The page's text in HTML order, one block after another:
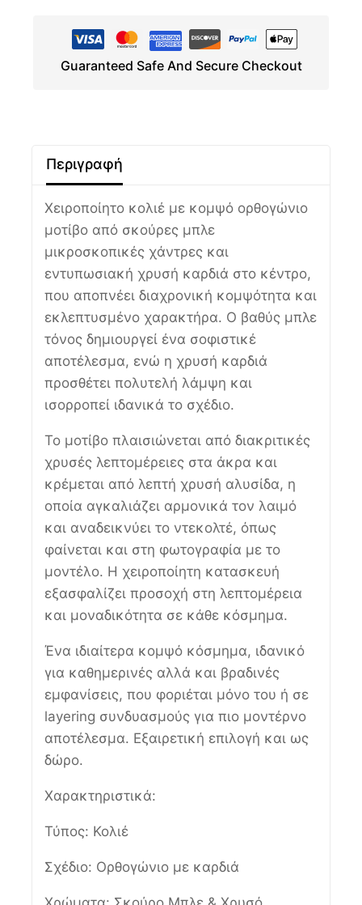
Guaranteed Safe And Secure Checkout
Περιγραφή
Χειροποίητο κολιέ με κομψό ορθογώνιο
μοτίβο από σκούρες μπλε
μικροσκοπικές χάντρες και
εντυπωσιακή χρυσή καρδιά στο κέντρο,
που αποπνέει διαχρονική κομψότητα και
εκλεπτυσμένο χαρακτήρα. Ο βαθύς μπλε
τόνος δημιουργεί ένα σοφιστικέ
αποτέλεσμα, ενώ η χρυσή καρδιά
προσθέτει πολυτελή λάμψη και
ισορροπεί ιδανικά το σχέδιο.
Το μοτίβο πλαισιώνεται από διακριτικές
χρυσές λεπτομέρειες στα άκρα και
κρέμεται από λεπτή χρυσή αλυσίδα, η
οποία αγκαλιάζει αρμονικά τον λαιμό
και αναδεικνύει το ντεκολτέ, όπως
φαίνεται και στη φωτογραφία με το
μοντέλο. Η χειροποίητη κατασκευή
εξασφαλίζει προσοχή στη λεπτομέρεια
και μοναδικότητα σε κάθε κόσμημα.
Ένα ιδιαίτερα κομψό κόσμημα, ιδανικό
για καθημερινές αλλά και βραδινές
εμφανίσεις, που φοριέται μόνο του ή σε
layering συνδυασμούς για πιο μοντέρνο
αποτέλεσμα. Εξαιρετική επιλογή και ως
δώρο.
Χαρακτηριστικά:
Τύπος: Κολιέ
Σχέδιο: Ορθογώνιο με καρδιά